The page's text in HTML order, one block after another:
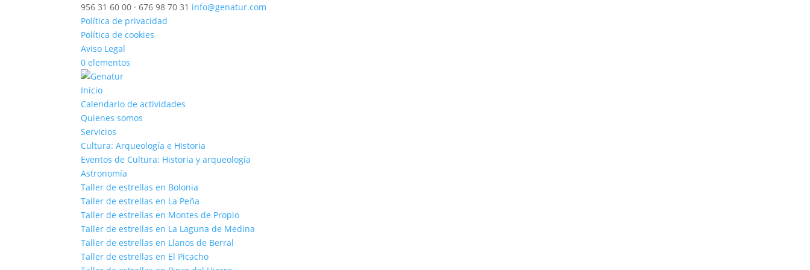
956 31 60 00 · 676 98 70 31 info@genatur.com
Política de privacidad
Política de cookies
Aviso Legal
0 elementos
Inicio
Calendario de actividades
Quienes somos
Servicios
Cultura: Arqueología e Historia
Eventos de Cultura: Historia y arqueología
Astronomía
Taller de estrellas en Bolonia
Taller de estrellas en La Peña
Taller de estrellas en Montes de Propio
Taller de estrellas en La Laguna de Medina
Taller de estrellas en Llanos de Berral
Taller de estrellas en El Picacho